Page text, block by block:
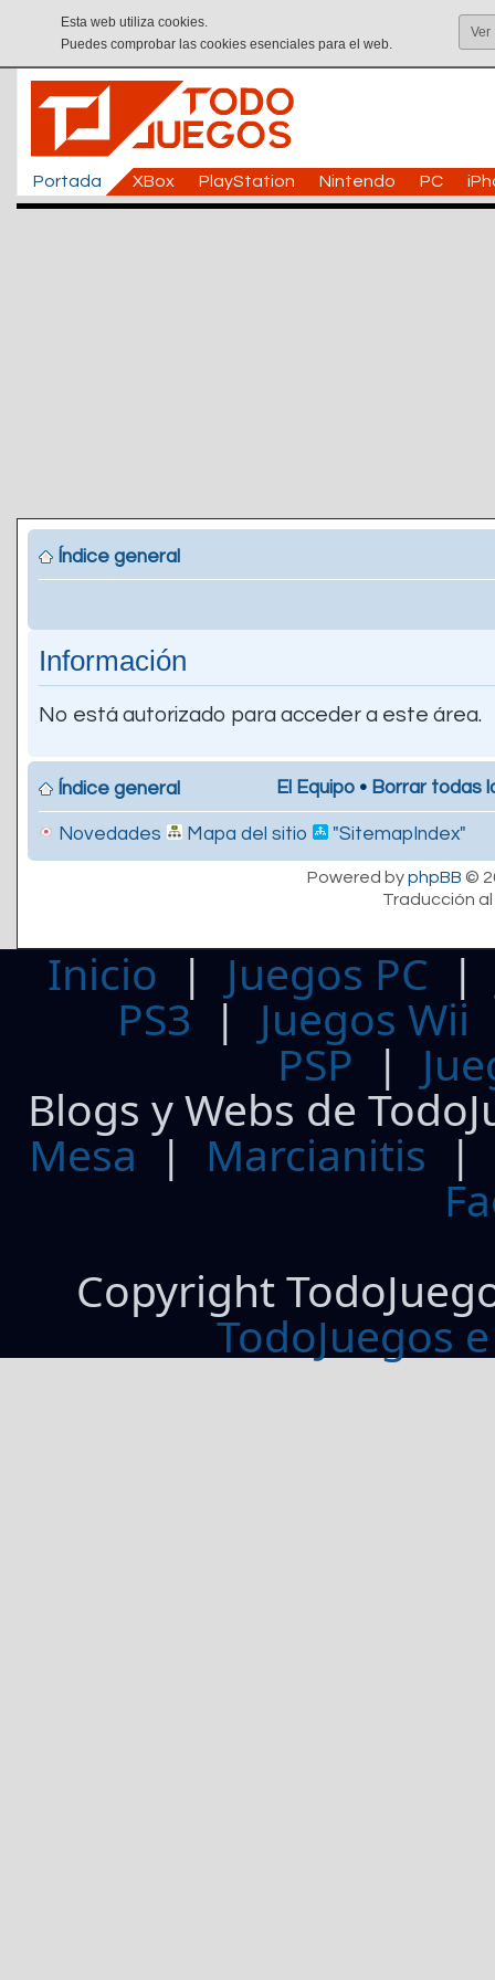
Esta web utiliza cookies.
Puedes comprobar las cookies esenciales para el web.
Ver
Portada XBox PlayStation Nintendo PC
Índice general
Información
No está autorizado para acceder a este área.
Índice general El Equipo • Borrar todas
Novedades Mapa del sitio "SitemapIndex"
Powered byphpBB ©
Traducción
Inicio | Juegos PC
PS3| Juegos Wii
PSP |
Blogs y Webs de
Mesa | Marcianitis |
Copyright
TodoJuegos